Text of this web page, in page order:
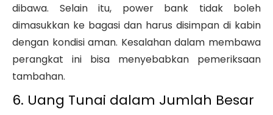
dibawa. Selain itu, power bank tidak boleh
dimasukkan ke bagasi dan harus disimpan di kabin
dengan kondisi aman. Kesalahan dalam membawa
perangkat ini bisa menyebabkan pemeriksaan
tambahan.
6. Uang Tunai dalam Jumlah Besar